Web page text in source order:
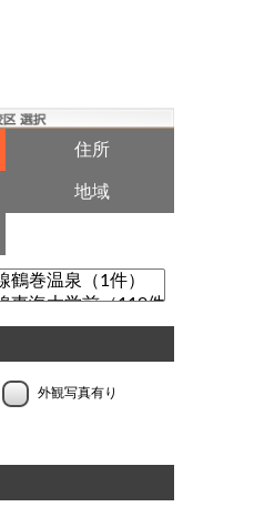
住所
地域
外観写真有り